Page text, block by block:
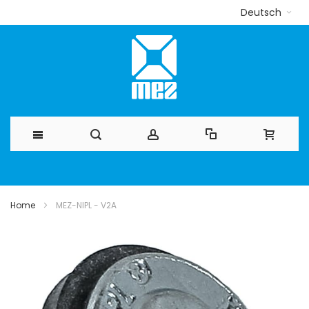
Deutsch
Home MEZ-NIPL - V2A
Bildergalerie
springen